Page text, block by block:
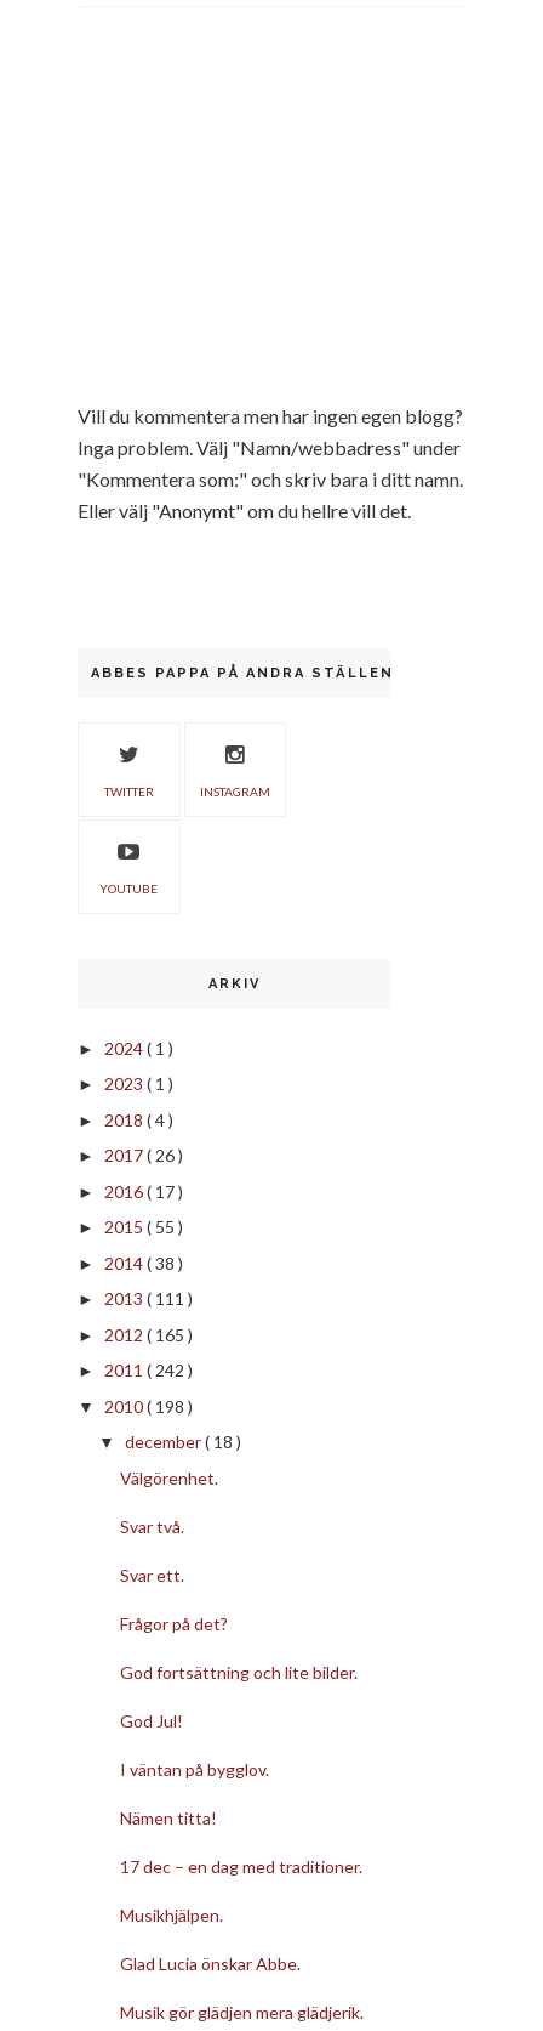
Vill du kommentera men har ingen egen blogg?
Inga problem. Välj "Namn/webbadress" under
"Kommentera som:" och skriv bara i ditt namn.
Eller välj "Anonymt" om du hellre vill det.
ABBES PAPPA PÅ ANDRA STÄLLEN
TWITTER INSTAGRAM
YOUTUBE
ARKIV
► 2024( 1 )
► 2023 ( 1 )
► 2018 ( 4 )
► 2017( 26 )
► 2016( 17 )
► 2015 ( 55 )
► 2014( 38 )
► 2013 ( 111 )
► 2012 ( 165 )
► 2011 ( 242 )
▼ 2010( 198 )
▼ december( 18 )
Välgörenhet.
Svar två.
Svar ett.
Frågor på det?
God fortsättning och lite bilder.
God Jul!
I väntan på bygglov.
Nämen titta!
17 dec – en dag med traditioner.
Musikhjälpen.
Glad Lucia önskar Abbe.
Musik gör glädjen mera glädjerik.